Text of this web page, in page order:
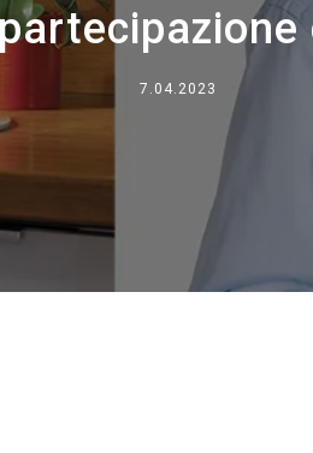
7.04.2023
siamo
con noi